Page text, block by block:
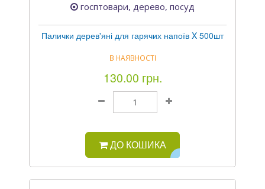
госптовари, дерево, посуд
Палички дерев'яні для гарячих напоїв X 500шт
В НАЯВНОСТІ
130.00 грн.
ДО КОШИКА